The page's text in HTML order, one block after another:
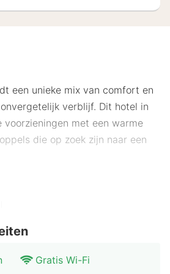
een unieke mix van comfort en
verblijf. Dit hotel in
voorzieningen met een warme
die op zoek zijn naar een
steenworp afstand van het
Bezoek het fascinerende
Kunst op slechts 200 meter
Gratis Wi-Fi